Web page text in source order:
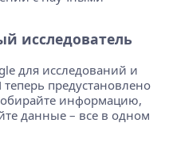
исследователь
для исследований и
теперь предустановлено
информацию,
данные – все в одном